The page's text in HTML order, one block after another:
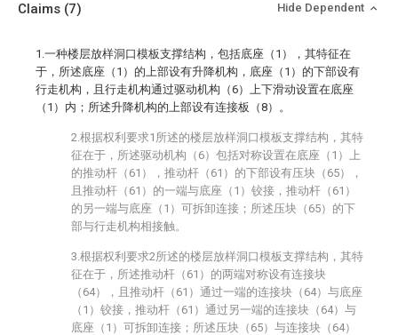
Claims (7) Hide Dependent
1.一种楼层放样洞口模板支撑结构，包括底座（1），其特征在
于，所述底座（1）的上部设有升降机构，底座（1）的下部设有
行走机构，且行走机构通过驱动机构（6）上下滑动设置在底座
（1）内；所述升降机构的上部设有连接板（8）。
2.根据权利要求1所述的楼层放样洞口模板支撑结构，其特
征在于，所述驱动机构（6）包括对称设置在底座（1）上
的推动杆（61），推动杆（61）的下部设有压块（65），
且推动杆（61）的一端与底座（1）铰接，推动杆（61）
的另一端与底座（1）可拆卸连接；所述压块（65）的下
部与行走机构相接触。
3.根据权利要求2所述的楼层放样洞口模板支撑结构，其特
征在于，所述推动杆（61）的两端对称设有连接块
（64），且推动杆（61）通过一端的连接块（64）与底座
（1）铰接，推动杆（61）通过另一端的连接块（64）与
底座（1）可拆卸连接；所述压块（65）与连接块（64）